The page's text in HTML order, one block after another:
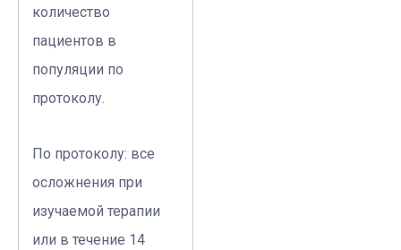
количество
пациентов в
популяции по
протоколу.
По протоколу: все
осложнения при
изучаемой терапии
или в течение 14